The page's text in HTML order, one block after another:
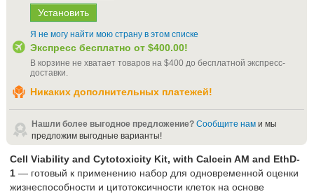
Я не могу найти мою страну в этом списке
Экспресс бесплатно от $400.00!
В корзине не хватает товаров на $400 до бесплатной экспресс-
доставки
Никаких дополнительных платежей!
Нашли более выгодное предложение? Сообщите нам и мы
предложим выгодные варианты!
Cell Viability and Cytotoxicity Kit, with Calcein AM and EthD-
1 — готовый к применению набор для одновременной оценки
жизнеспособности и цитотоксичности клеток на основе